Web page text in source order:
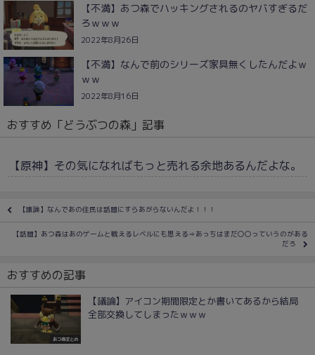
【不満】あつ森でハッキングされるのヤバすぎるだ
ろｗｗｗ
2022年8月26日
【不満】なんで前のシリーズ家具無くしたんだよｗ
ｗｗ
2022年8月16日
おすすめ「どうぶつの森」記事
【原神】その気になればもっと売れる余地あるんだよな。
【議論】なんであの住民は話題にすらあがらないんだよ！！！
【話題】あつ森はあのゲームと戦えるレベルにも思える⇒あっちはまだ〇〇っていうのがある
だろ
おすすめの記事
あつ森まとめ
【議論】アイコン期間限定とか書いてあるから結局
全部交換してしまったｗｗｗ